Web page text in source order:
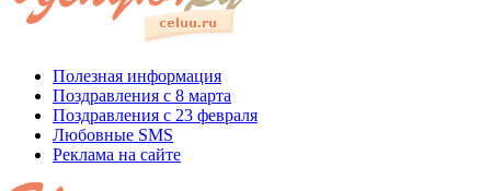
Полезная информация
Поздравления с 8 марта
Поздравления с 23 февраля
Любовные SMS
Реклама на сайте